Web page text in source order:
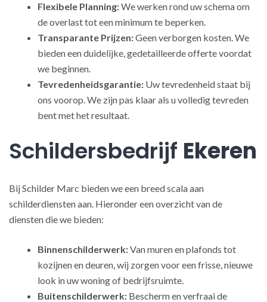
Flexibele Planning:We werken rond uw schema om
de overlast tot een minimum te beperken.
Transparante Prijzen:Geen verborgen kosten. We
bieden een duidelijke, gedetailleerde offerte voordat
we beginnen.
Tevredenheidsgarantie: Uw tevredenheid staat bij
ons voorop. We zijn pas klaar als u volledig tevreden
bent met het resultaat.
Schildersbedrijf Ekeren
Bij Schilder Marc bieden we een breed scala aan
schilderdiensten aan. Hieronder een overzicht van de
diensten die we bieden:
Binnenschilderwerk:Van muren en plafonds tot
kozijnen en deuren, wij zorgen voor een frisse, nieuwe
look in uw woning of bedrijfsruimte.
Buitenschilderwerk: Bescherm en verfraai de